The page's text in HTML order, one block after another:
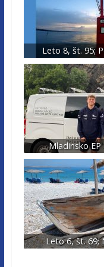
Leto 8, št. 95;
Mladinsko EP
Leto 6, št. 69;